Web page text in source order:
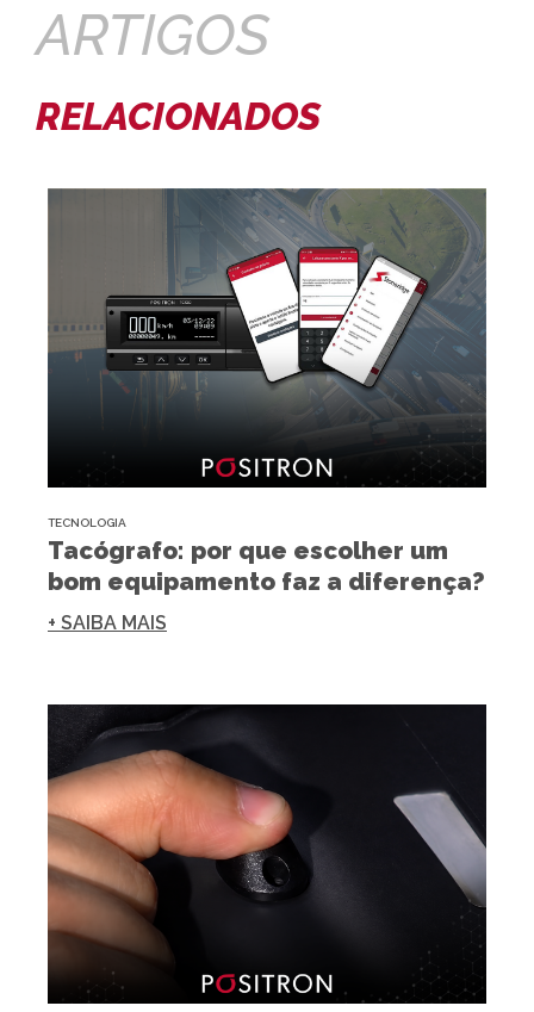
ARTIGOS
RELACIONADOS
TECNOLOGIA
Tacógrafo: por que escolher um
bom equipamento faz a diferença?
+ SAIBA MAIS